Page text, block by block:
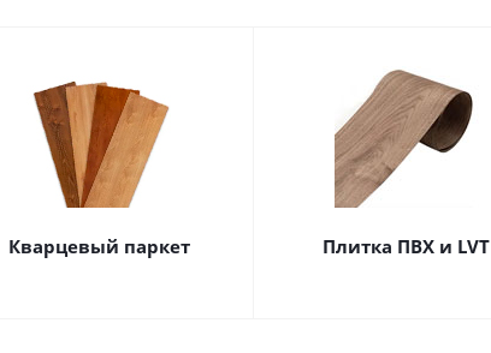
Кварцевый паркет Плитка ПВХ и LVT